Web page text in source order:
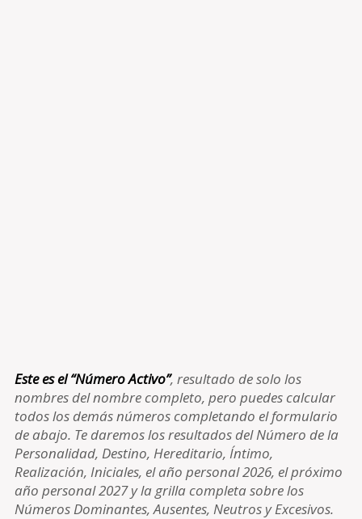
Este es el “Número Activo”, resultado de solo los
nombres del nombre completo, pero puedes calcular
todos los demás números completando el formulario
de abajo. Te daremos los resultados del Número de la
Personalidad, Destino, Hereditario, Íntimo,
Realización, Iniciales, el año personal 2026, el próximo
año personal 2027 y la grilla completa sobre los
Números Dominantes, Ausentes, Neutros y Excesivos.